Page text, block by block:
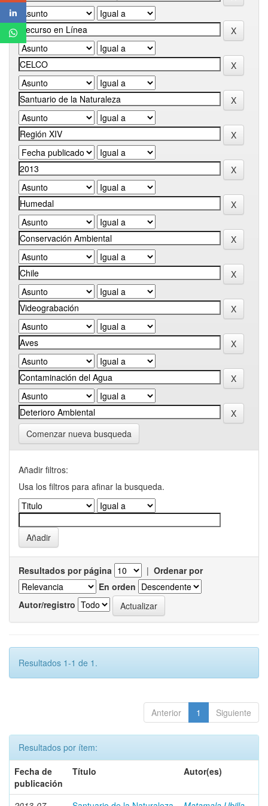
Comenzar nueva busqueda
Añadir filtros:
Usa los filtros para afinar la busqueda.
Resultados por página | Ordenar por
En orden
Autor/registro
Resultados 1-1 de 1.
Anterior 1 Siguiente
Resultados por ítem:
Fecha de
publicación
Título Autor(es)